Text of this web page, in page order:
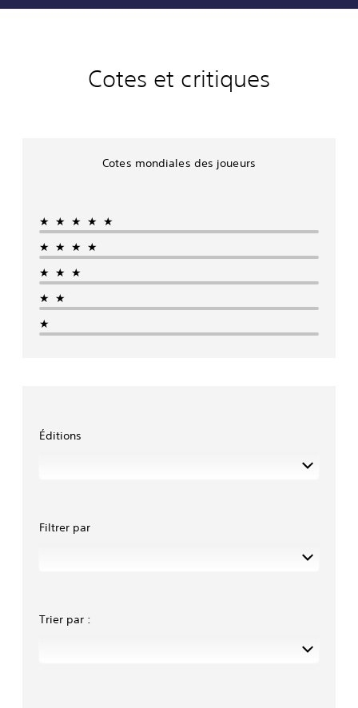
Cotes et critiques
Cotes mondiales des joueurs
★★★★★
★★★★
★★★
★★
★
Éditions
Filtrer par
Trier par :